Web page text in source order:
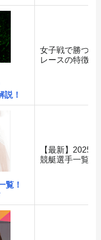
説！
女子戦で勝つた
レースの特徴を
覧！
【最新】2025
競艇選手一覧を